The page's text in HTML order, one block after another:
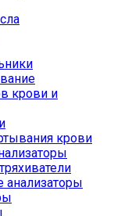
крови и
крови
анализаторы